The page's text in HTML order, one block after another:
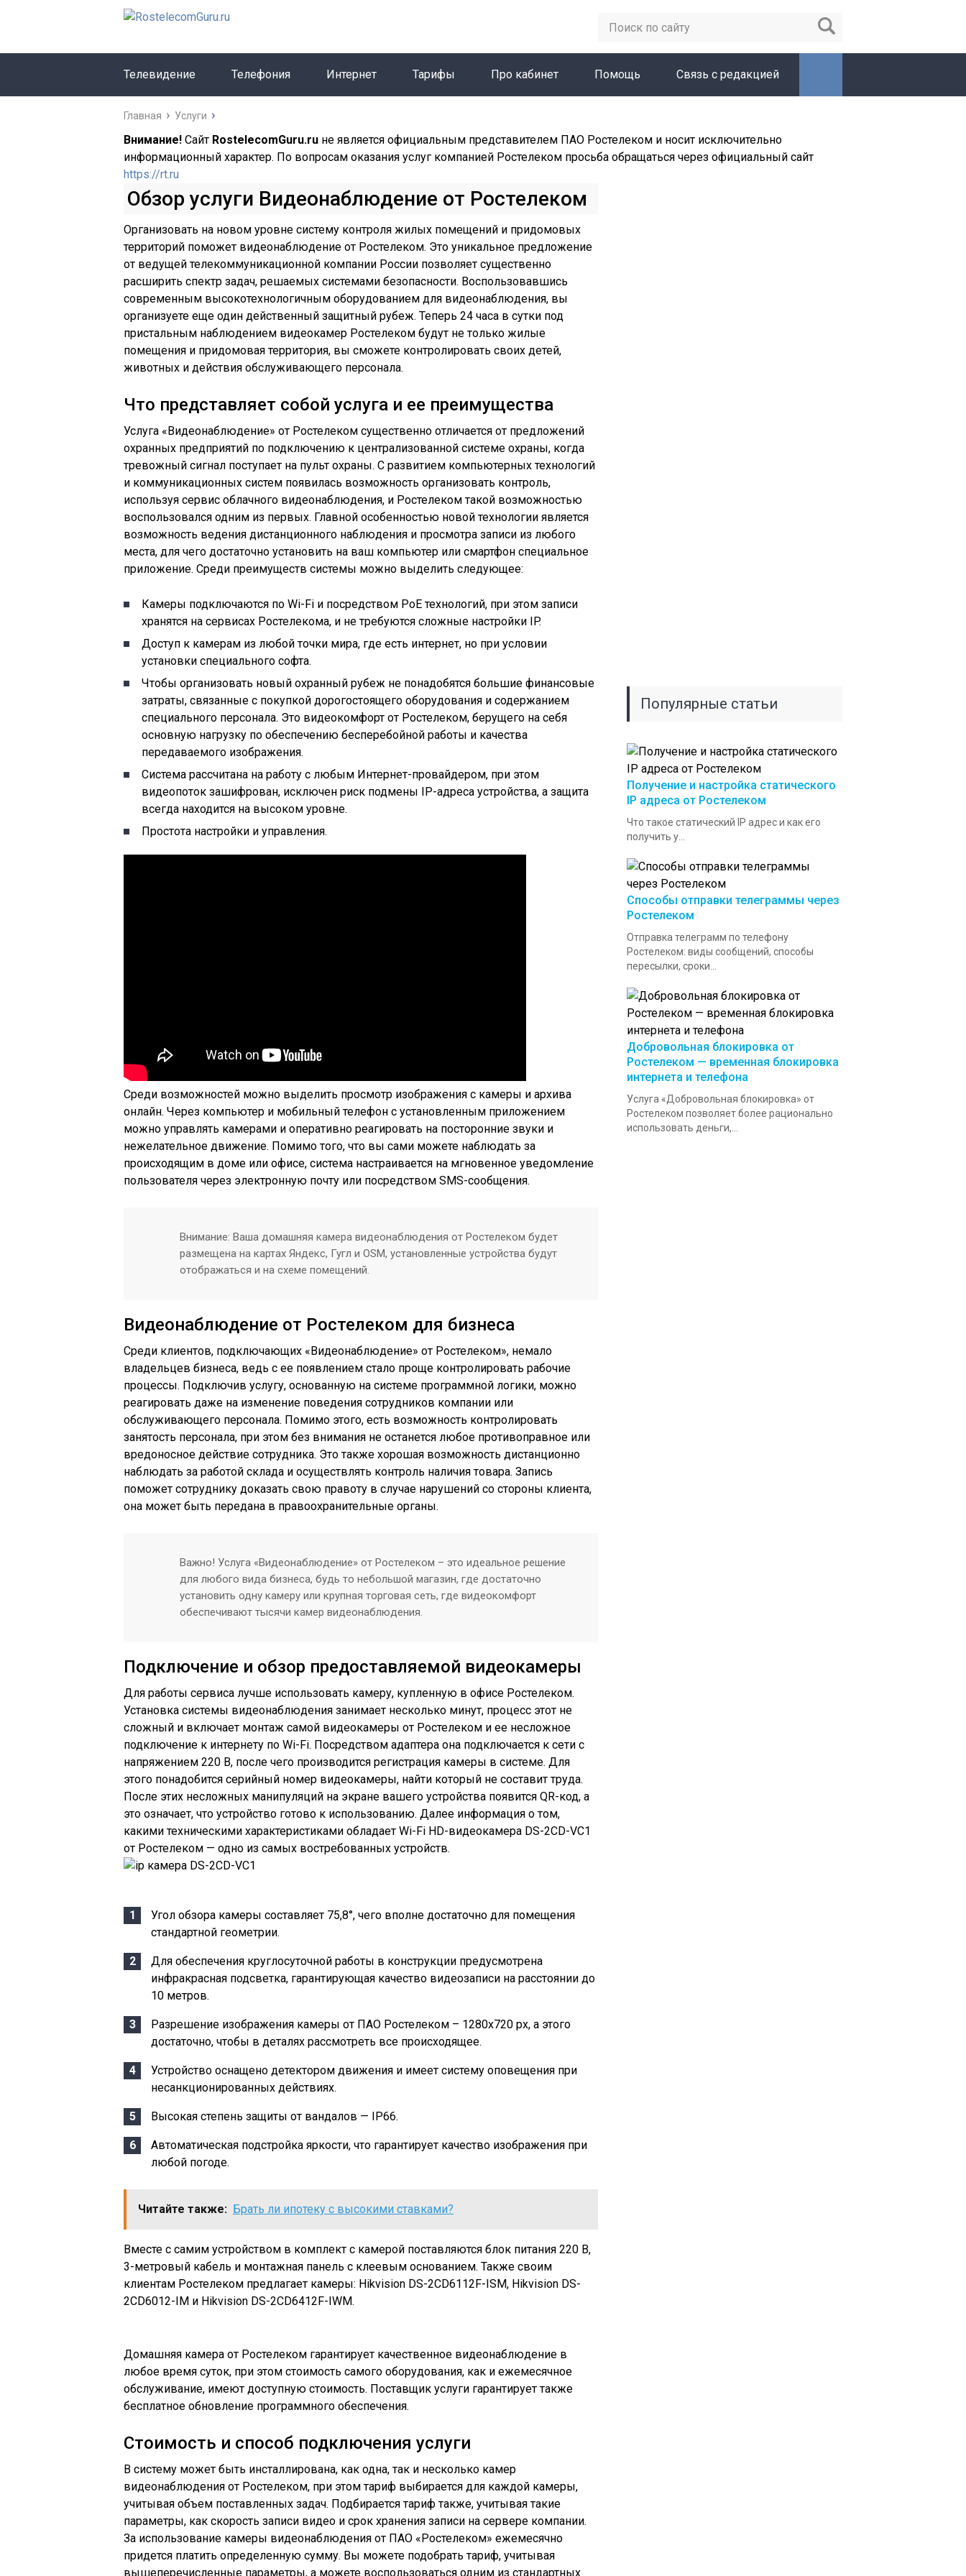
Телевидение Телефония Интернет Тарифы Про кабинет Помощь Связь с редакцией
Главная Услуги
Внимание! Сайт RostelecomGuru.ru не является официальным представителем ПАО Ростелеком и носит исключительно
информационный характер. По вопросам оказания услуг компанией Ростелеком просьба обращаться через официальный сайт
https://rt.ru
Обзор услуги Видеонаблюдение от Ростелеком
Организовать на новом уровне систему контроля жилых помещений и придомовых
территорий поможет видеонаблюдение от Ростелеком. Это уникальное предложение
от ведущей телекоммуникационной компании России позволяет существенно
расширить спектр задач, решаемых системами безопасности. Воспользовавшись
современным высокотехнологичным оборудованием для видеонаблюдения, вы
организуете еще один действенный защитный рубеж. Теперь 24 часа в сутки под
пристальным наблюдением видеокамер Ростелеком будут не только жилые
помещения и придомовая территория, вы сможете контролировать своих детей,
животных и действия обслуживающего персонала.
Что представляет собой услуга и ее преимущества
Услуга «Видеонаблюдение» от Ростелеком существенно отличается от предложений
охранных предприятий по подключению к централизованной системе охраны, когда
тревожный сигнал поступает на пульт охраны. С развитием компьютерных технологий
и коммуникационных систем появилась возможность организовать контроль,
используя сервис облачного видеонаблюдения, и Ростелеком такой возможностью
воспользовался одним из первых. Главной особенностью новой технологии является
возможность ведения дистанционного наблюдения и просмотра записи из любого
места, для чего достаточно установить на ваш компьютер или смартфон специальное
приложение. Среди преимуществ системы можно выделить следующее:
Камеры подключаются по Wi-Fi и посредством PoE технологий, при этом записи
хранятся на сервисах Ростелекома, и не требуются сложные настройки IP.
Доступ к камерам из любой точки мира, где есть интернет, но при условии
установки специального софта.
Чтобы организовать новый охранный рубеж не понадобятся большие финансовые
затраты, связанные с покупкой дорогостоящего оборудования и содержанием
специального персонала. Это видеокомфорт от Ростелеком, берущего на себя
основную нагрузку по обеспечению бесперебойной работы и качества
передаваемого изображения.
Система рассчитана на работу с любым Интернет-провайдером, при этом
видеопоток зашифрован, исключен риск подмены IP-адреса устройства, а защита
всегда находится на высоком уровне.
Простота настройки и управления.
Среди возможностей можно выделить просмотр изображения с камеры и архива
онлайн. Через компьютер и мобильный телефон с установленным приложением
можно управлять камерами и оперативно реагировать на посторонние звуки и
нежелательное движение. Помимо того, что вы сами можете наблюдать за
происходящим в доме или офисе, система настраивается на мгновенное уведомление
пользователя через электронную почту или посредством SMS-сообщения.
Внимание: Ваша домашняя камера видеонаблюдения от Ростелеком будет
размещена на картах Яндекс, Гугл и OSM, установленные устройства будут
отображаться и на схеме помещений.
Видеонаблюдение от Ростелеком для бизнеса
Среди клиентов, подключающих «Видеонаблюдение» от Ростелеком», немало
владельцев бизнеса, ведь с ее появлением стало проще контролировать рабочие
процессы. Подключив услугу, основанную на системе программной логики, можно
реагировать даже на изменение поведения сотрудников компании или
обслуживающего персонала. Помимо этого, есть возможность контролировать
занятость персонала, при этом без внимания не останется любое противоправное или
вредоносное действие сотрудника. Это также хорошая возможность дистанционно
наблюдать за работой склада и осуществлять контроль наличия товара. Запись
поможет сотруднику доказать свою правоту в случае нарушений со стороны клиента,
она может быть передана в правоохранительные органы.
Важно! Услуга «Видеонаблюдение» от Ростелеком – это идеальное решение
для любого вида бизнеса, будь то небольшой магазин, где достаточно
установить одну камеру или крупная торговая сеть, где видеокомфорт
обеспечивают тысячи камер видеонаблюдения.
Подключение и обзор предоставляемой видеокамеры
Для работы сервиса лучше использовать камеру, купленную в офисе Ростелеком.
Установка системы видеонаблюдения занимает несколько минут, процесс этот не
сложный и включает монтаж самой видеокамеры от Ростелеком и ее несложное
подключение к интернету по Wi-Fi. Посредством адаптера она подключается к сети с
напряжением 220 В, после чего производится регистрация камеры в системе. Для
этого понадобится серийный номер видеокамеры, найти который не составит труда.
После этих несложных манипуляций на экране вашего устройства появится QR-код, а
это означает, что устройство готово к использованию. Далее информация о том,
какими техническими характеристиками обладает Wi-Fi HD-видеокамера DS-2CD-VC1
от Ростелеком — одно из самых востребованных устройств.
Угол обзора камеры составляет 75,8°, чего вполне достаточно для помещения
стандартной геометрии.
Для обеспечения круглосуточной работы в конструкции предусмотрена
инфракрасная подсветка, гарантирующая качество видеозаписи на расстоянии до
10 метров.
Разрешение изображения камеры от ПАО Ростелеком – 1280х720 px, а этого
достаточно, чтобы в деталях рассмотреть все происходящее.
Устройство оснащено детектором движения и имеет систему оповещения при
несанкционированных действиях.
Высокая степень защиты от вандалов — IP66.
Автоматическая подстройка яркости, что гарантирует качество изображения при
любой погоде.
Читайте также: Брать ли ипотеку с высокими ставками?
Вместе с самим устройством в комплект с камерой поставляются блок питания 220 В,
3-метровый кабель и монтажная панель с клеевым основанием. Также своим
клиентам Ростелеком предлагает камеры: Hikvision DS-2CD6112F-ISM, Hikvision DS-
2CD6012-IM и Hikvision DS-2CD6412F-IWM.
Домашняя камера от Ростелеком гарантирует качественное видеонаблюдение в
любое время суток, при этом стоимость самого оборудования, как и ежемесячное
обслуживание, имеют доступную стоимость. Поставщик услуги гарантирует также
бесплатное обновление программного обеспечения.
Стоимость и способ подключения услуги
В систему может быть инсталлирована, как одна, так и несколько камер
видеонаблюдения от Ростелеком, при этом тариф выбирается для каждой камеры,
учитывая объем поставленных задач. Подбирается тариф также, учитывая такие
параметры, как скорость записи видео и срок хранения записи на сервере компании.
За использование камеры видеонаблюдения от ПАО «Ростелеком» ежемесячно
придется платить определенную сумму. Вы можете подобрать тариф, учитывая
вышеперечисленные параметры, а можете воспользоваться одним из стандартных
Популярные статьи
Получение и настройка статического
IP адреса от Ростелеком
Что такое статический IP адрес и как его
получить у...
Способы отправки телеграммы через
Ростелеком
Отправка телеграмм по телефону
Ростелеком: виды сообщений, способы
пересылки, сроки...
Добровольная блокировка от
Ростелеком — временная блокировка
интернета и телефона
Услуга «Добровольная блокировка» от
Ростелеком позволяет более рационально
использовать деньги,...